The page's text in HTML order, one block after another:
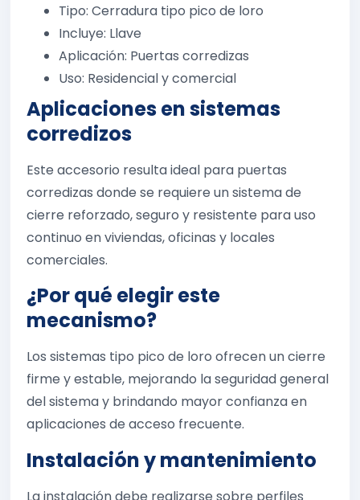
Tipo: Cerradura tipo pico de loro
Incluye: Llave
Aplicación: Puertas corredizas
Uso: Residencial y comercial
Aplicaciones en sistemas
corredizos
Este accesorio resulta ideal para puertas
corredizas donde se requiere un sistema de
cierre reforzado, seguro y resistente para uso
continuo en viviendas, oficinas y locales
comerciales.
¿Por qué elegir este
mecanismo?
Los sistemas tipo pico de loro ofrecen un cierre
firme y estable, mejorando la seguridad general
del sistema y brindando mayor confianza en
aplicaciones de acceso frecuente.
Instalación y mantenimiento
La instalación debe realizarse sobre perfiles